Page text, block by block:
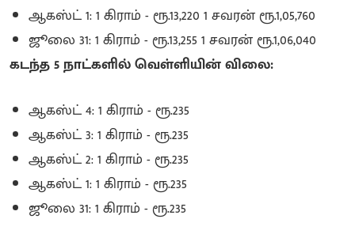
ஆகஸ்ட் 1: 1 கிராம் - ரூ.13,220 1 சவரன் ரூ.1,05,760
ஜூலை 31: 1 கிராம் - ரூ.13,255 1 சவரன் ரூ.1,06,040
கடந்த 5 நாட்களில் வெள்ளியின் விலை:
ஆகஸ்ட் 4: 1 கிராம் - ரூ.235
ஆகஸ்ட் 3: 1 கிராம் - ரூ.235
ஆகஸ்ட் 2: 1 கிராம் - ரூ.235
ஆகஸ்ட் 1: 1 கிராம் - ரூ.235
ஜூலை 31: 1 கிராம் - ரூ.235